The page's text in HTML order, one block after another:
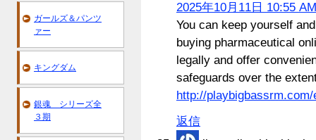
2025年10月11日 10:55 AM
You can keep yourself
buying pharmaceutical
legally and offer
safeguards over the
http://playbigbassrm.com/
返信
ガールズ＆パンツ
ァー
キングダム
銀魂 シリーズ全
３期